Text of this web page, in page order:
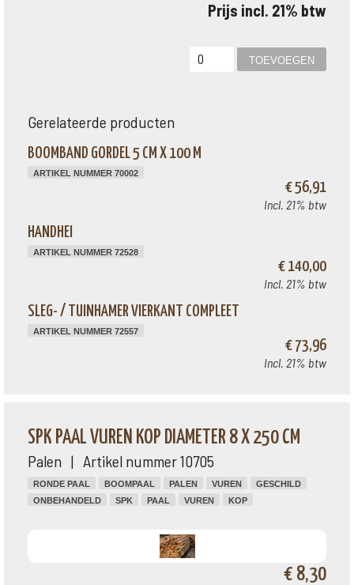
Prijs incl. 21% btw
Gerelateerde producten
BOOMBAND GORDEL 5 CM X 100 M
ARTIKEL NUMMER 70002
€ 56,91
Incl. 21% btw
HANDHEI
ARTIKEL NUMMER 72528
€ 140,00
Incl. 21% btw
SLEG- / TUINHAMER VIERKANT COMPLEET
ARTIKEL NUMMER 72557
€ 73,96
Incl. 21% btw
SPK PAAL VUREN KOP DIAMETER 8 X 250 CM
Palen | Artikel nummer 10705
RONDE PAAL BOOMPAAL PALEN VUREN
GESCHILD
ONBEHANDELD
SPK PAAL VUREN KOP
€ 8,30